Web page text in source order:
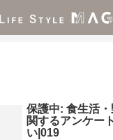
保護中: 食生活
関するアンケー
い|019